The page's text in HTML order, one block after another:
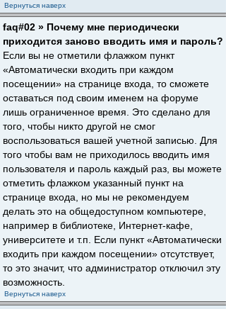
Вернуться наверх
faq#02 » Почему мне периодически
приходится заново вводить имя и пароль?
Если вы не отметили флажком пункт
«Автоматически входить при каждом
посещении» на странице входа, то сможете
оставаться под своим именем на форуме
лишь ограниченное время. Это сделано для
того, чтобы никто другой не смог
воспользоваться вашей учетной записью. Для
того чтобы вам не приходилось вводить имя
пользователя и пароль каждый раз, вы можете
отметить флажком указанный пункт на
странице входа, но мы не рекомендуем
делать это на общедоступном компьютере,
например в библиотеке, Интернет-кафе,
университете и т.п. Если пункт «Автоматически
входить при каждом посещении» отсутствует,
то это значит, что администратор отключил эту
возможность.
Вернуться наверх